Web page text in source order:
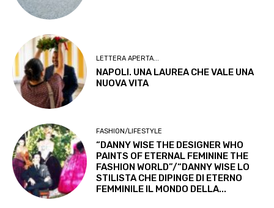
LETTERA APERTA...
NAPOLI. UNA LAUREA CHE VALE UNA
NUOVA VITA
FASHION/LIFESTYLE
“DANNY WISE THE DESIGNER WHO
PAINTS OF ETERNAL FEMININE THE
FASHION WORLD”/“DANNY WISE LO
STILISTA CHE DIPINGE DI ETERNO
FEMMINILE IL MONDO DELLA...